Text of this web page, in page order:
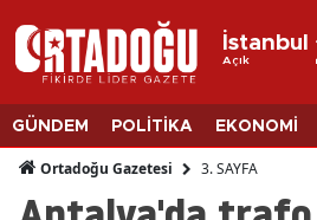
İstanbul
AçıkAdana
GÜNDEM POLİTİKA EKONOMİ
Ortadoğu Gazetesi 3. SAYFA